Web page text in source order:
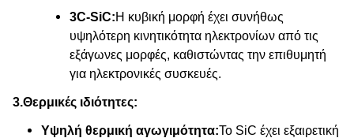
3C-SiC:Η κυβική μορφή έχει συνήθως
υψηλότερη κινητικότητα ηλεκτρονίων από τις
εξάγωνες μορφές, καθιστώντας την επιθυμητή
για ηλεκτρονικές συσκευές.
3.Θερμικές ιδιότητες:
Υψηλή θερμική αγωγιμότητα:Το SiC έχει εξαιρετική